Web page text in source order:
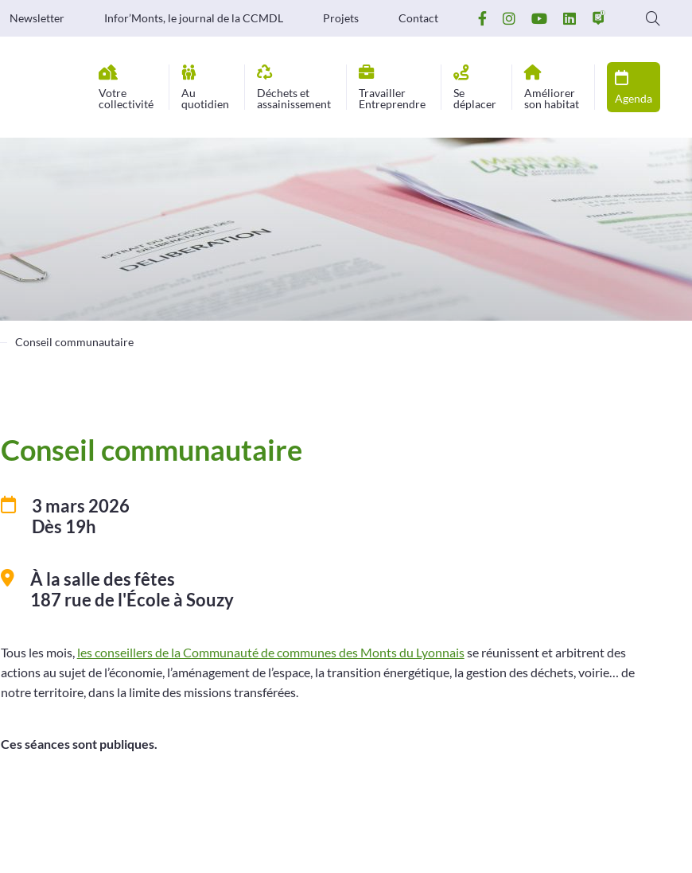
Newsletter Infor’Monts, le journal de la CCMDL Projets Contact
Votre
collectivité
Au
quotidien
Déchets et
assainissement
Travailler
Entreprendre
Se
déplacer
Améliorer
son habitat
Agenda
Conseil communautaire
Conseil communautaire
3 mars 2026
Dès 19h
À la salle des fêtes
187 rue de l'École à Souzy
Tous les mois, les conseillers de la Communauté de communes des Monts du Lyonnaisse réunissent et arbitrent des
actions au sujet de l’économie, l’aménagement de l’espace, la transition énergétique, la gestion des déchets, voirie… de
notre territoire, dans la limite des missions transférées.
Ces séances sont publiques.